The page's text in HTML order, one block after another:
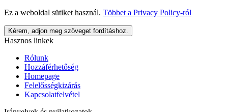
Ez a weboldal sütiket használ. Többet a Privacy Policy-ról
Kérem, adjon meg szöveget fordításhoz.
Hasznos linkek
Rólunk
Hozzáférhetőség
Homepage
Felelősségkizárás
Kapcsolatfelvétel